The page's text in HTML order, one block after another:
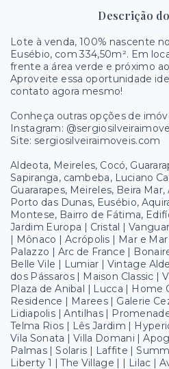
Descrição
Lote à venda, 100% nascente
Eusébio, com 334,50m². Em
frente a área verde e próximo
Aproveite essa oportunidade
contato agora mesmo!
Conheça outras opções de
Instagram:
Site: sergiosilveiraimoveis.com
Aldeota, Meireles, Cocó,
Sapiranga, cambeba, Luciano
Guararapes, Meireles, Beira
Porto das Dunas, Eusébio,
Montese, Bairro de Fátima,
Jardim Europa | Cristal |
| Mônaco | Acrópolis | Mar e
Palazzo | Arc de France |
Belle Vile | Lumiar | Vintage
dos Pássaros | Maison Classic |
Plaza de Anibal | Lucca | Home
Residence | Marees | Galerie
Lidiapolis | Antilhas |
Telma Rios | Lês Jardim |
Vila Sonata | Villa Domani |
Palmas | Solaris | Laffite |
Liberty 1 | The Village | | Lilac |